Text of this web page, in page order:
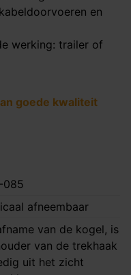
en
werking: trailer of
goede kwaliteit
085
afneembaar
van de kogel, is
van de trekhaak
uit het zicht